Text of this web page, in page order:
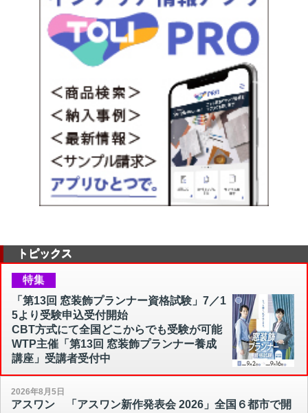
トピックス
特集
「第13回 窓装飾プランナー資格試験」7／1
5より受験申込受付開始
CBT方式にて全国どこからでも受験が可能
WTP主催「第13回 窓装飾プランナー養成
講座」受講者受付中
2026年8月5日
アスワン 「アスワン新作発表会 2026」全国６都市で開